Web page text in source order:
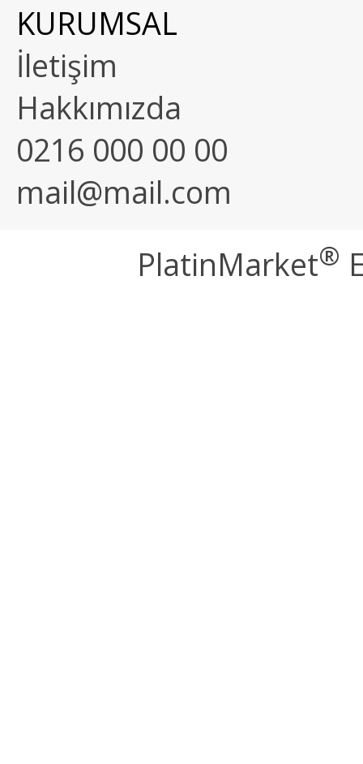
KURUMSAL
İletişim
Hakkımızda
0216 000 00 00
mail@mail.com
PlatinMarket®